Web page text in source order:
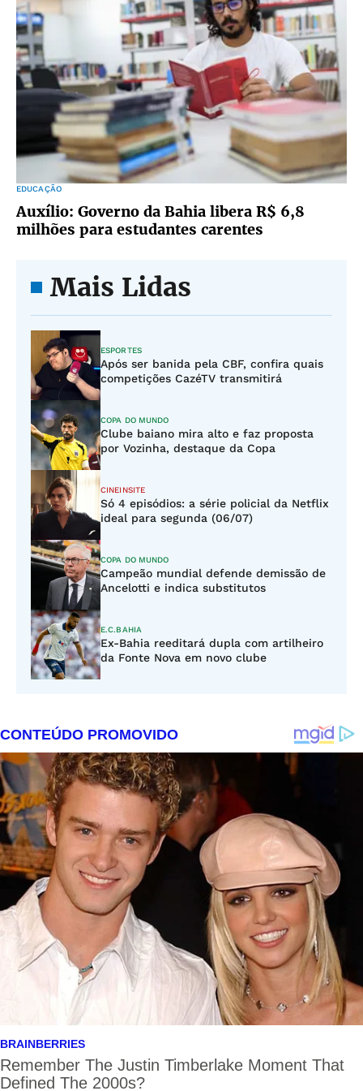
EDUCAÇÃO
Auxílio: Governo da Bahia libera R$ 6,8
milhões para estudantes carentes
Mais Lidas
ESPORTES
Após ser banida pela CBF, confira quais
competições CazéTV transmitirá
COPA DO MUNDO
Clube baiano mira alto e faz proposta
por Vozinha, destaque da Copa
CINEINSITE
Só 4 episódios: a série policial da Netflix
ideal para segunda (06/07)
COPA DO MUNDO
Campeão mundial defende demissão de
Ancelotti e indica substitutos
E.C.BAHIA
Ex-Bahia reeditará dupla com artilheiro
da Fonte Nova em novo clube